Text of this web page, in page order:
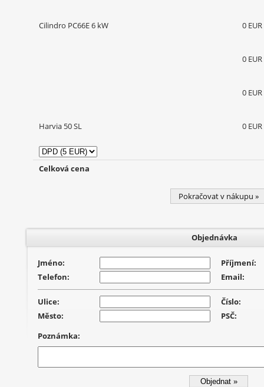
Cilindro PC66E 6 kW 0 EUR
0 EUR
0 EUR
Harvia 50 SL 0 EUR
Celková cena
Pokračovat v nákupu »
Objednávka
Jméno:
Příjmení:
Telefon:
Email:
Ulice:
Číslo:
Město:
PSČ:
Poznámka: